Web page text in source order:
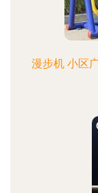
漫步机 小区